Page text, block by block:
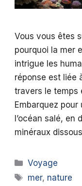
Vous vous êtes
pourquoi la mer
intrigue les
réponse est liée
travers le temps
Embarquez
l’océan salé, en
minéraux
Catégories
Voyage
Étiquettes
mer, nature